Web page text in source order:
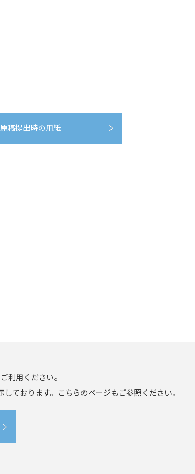
原稿提出時の用紙
利用ください。
しております。こちらのページもご参照ください。